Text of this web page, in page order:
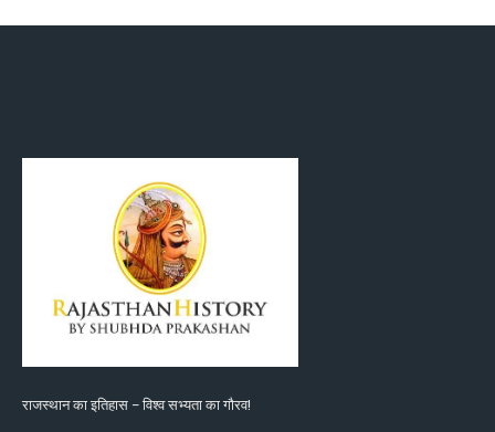
राजस्थान का इतिहास – विश्व सभ्यता का गौरव!